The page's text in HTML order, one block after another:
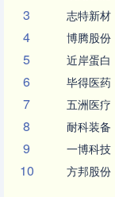
3 志特新材
4 博腾股份
5 近岸蛋白
6 毕得医药
7 五洲医疗
8 耐科装备
9 一博科技
10 方邦股份